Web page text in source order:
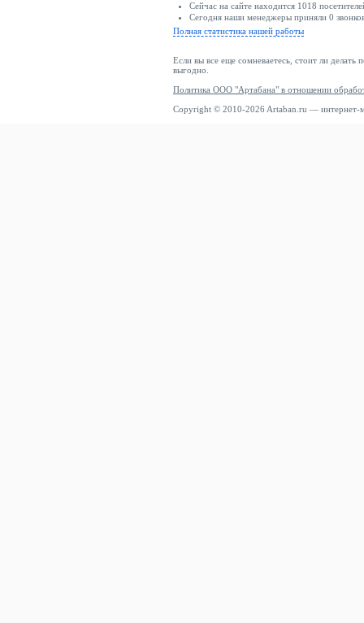
Сейчас на сайте находится 1018
Сегодня наши менеджеры приняли 0
Полная статистика нашей работы
Если вы все еще сомневаетесь, стоит ли делать
выгодно.
Политика ООО "Артабана" в отношении
Copyright © 2010-2026 Artaban.ru — интернет-